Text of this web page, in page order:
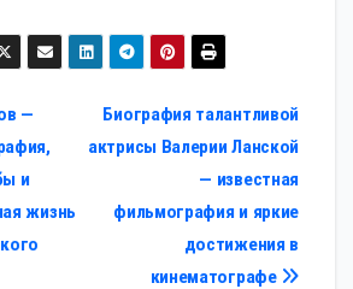
Биография талантливой
актрисы Валерии Ланской
— известная
фильмография и яркие
достижения в
кинематографе
—
и
жизнь